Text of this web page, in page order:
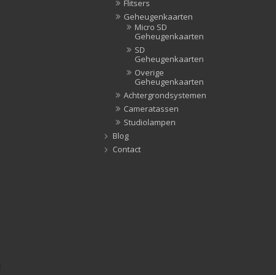
Flitsers
Geheugenkaarten
Micro SD
Geheugenkaarten
SD
Geheugenkaarten
Overige
Geheugenkaarten
Achtergrondsystemen
Cameratassen
Studiolampen
Blog
Contact